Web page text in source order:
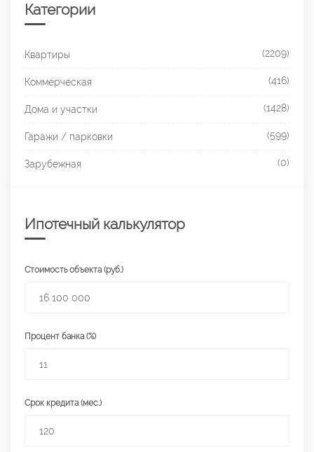
Категории
Квартиры (2209)
Коммерческая (416)
Дома и участки (1428)
Гаражи / парковки (599)
Зарубежная (0)
Ипотечный калькулятор
Стоимость объекта (руб.)
Процент банка (%)
Срок кредита (мес.)